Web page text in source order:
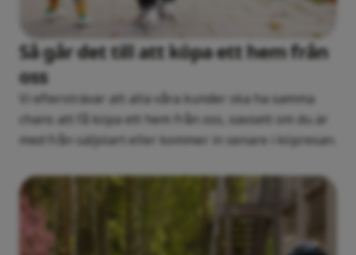
Så går det till att köpa ett hem från
oss
Vi eftersträvar att alla våra kunder ska ha samma
chans att få köpa ett hem från oss, oavsett om du är
med från säljstart eller kommer in senare i köpresan.